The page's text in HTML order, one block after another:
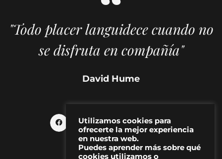
"Todo placer languidece cuando no
se disfruta en compañía"
David Hume
Utilizamos cookies para
ofrecerte la mejor experiencia
en nuestra web.
Puedes aprender más sobre qué
cookies utilizamos o